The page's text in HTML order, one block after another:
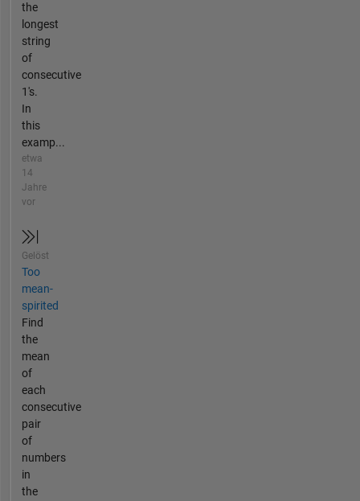
the
longest
string
of
consecutive
1's.
In
this
examp...
etwa
14
Jahre
vor
Gelöst
Too
mean-
spirited
Find
the
mean
of
each
consecutive
pair
of
numbers
in
the